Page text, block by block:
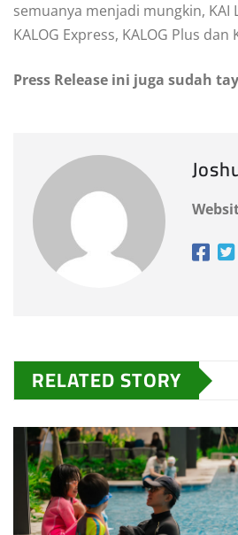
semuanya menjadi mungkin,
KALOG Express, KALOG Plus dan
Press Release ini juga sudah
RELATED STORY